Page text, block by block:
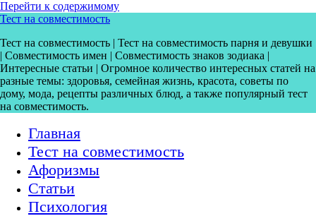
Перейти к содержимому
Тест на совместимость
Тест на совместимость | Тест на совместимость парня и девушки
| Совместимость имен | Совместимость знаков зодиака |
Интересные статьи | Огромное количество интересных статей на
разные темы: здоровья, семейная жизнь, красота, советы по
дому, мода, рецепты различных блюд, а также популярный тест
на совместимость.
Главная
Тест на совместимость
Афоризмы
Статьи
Психология